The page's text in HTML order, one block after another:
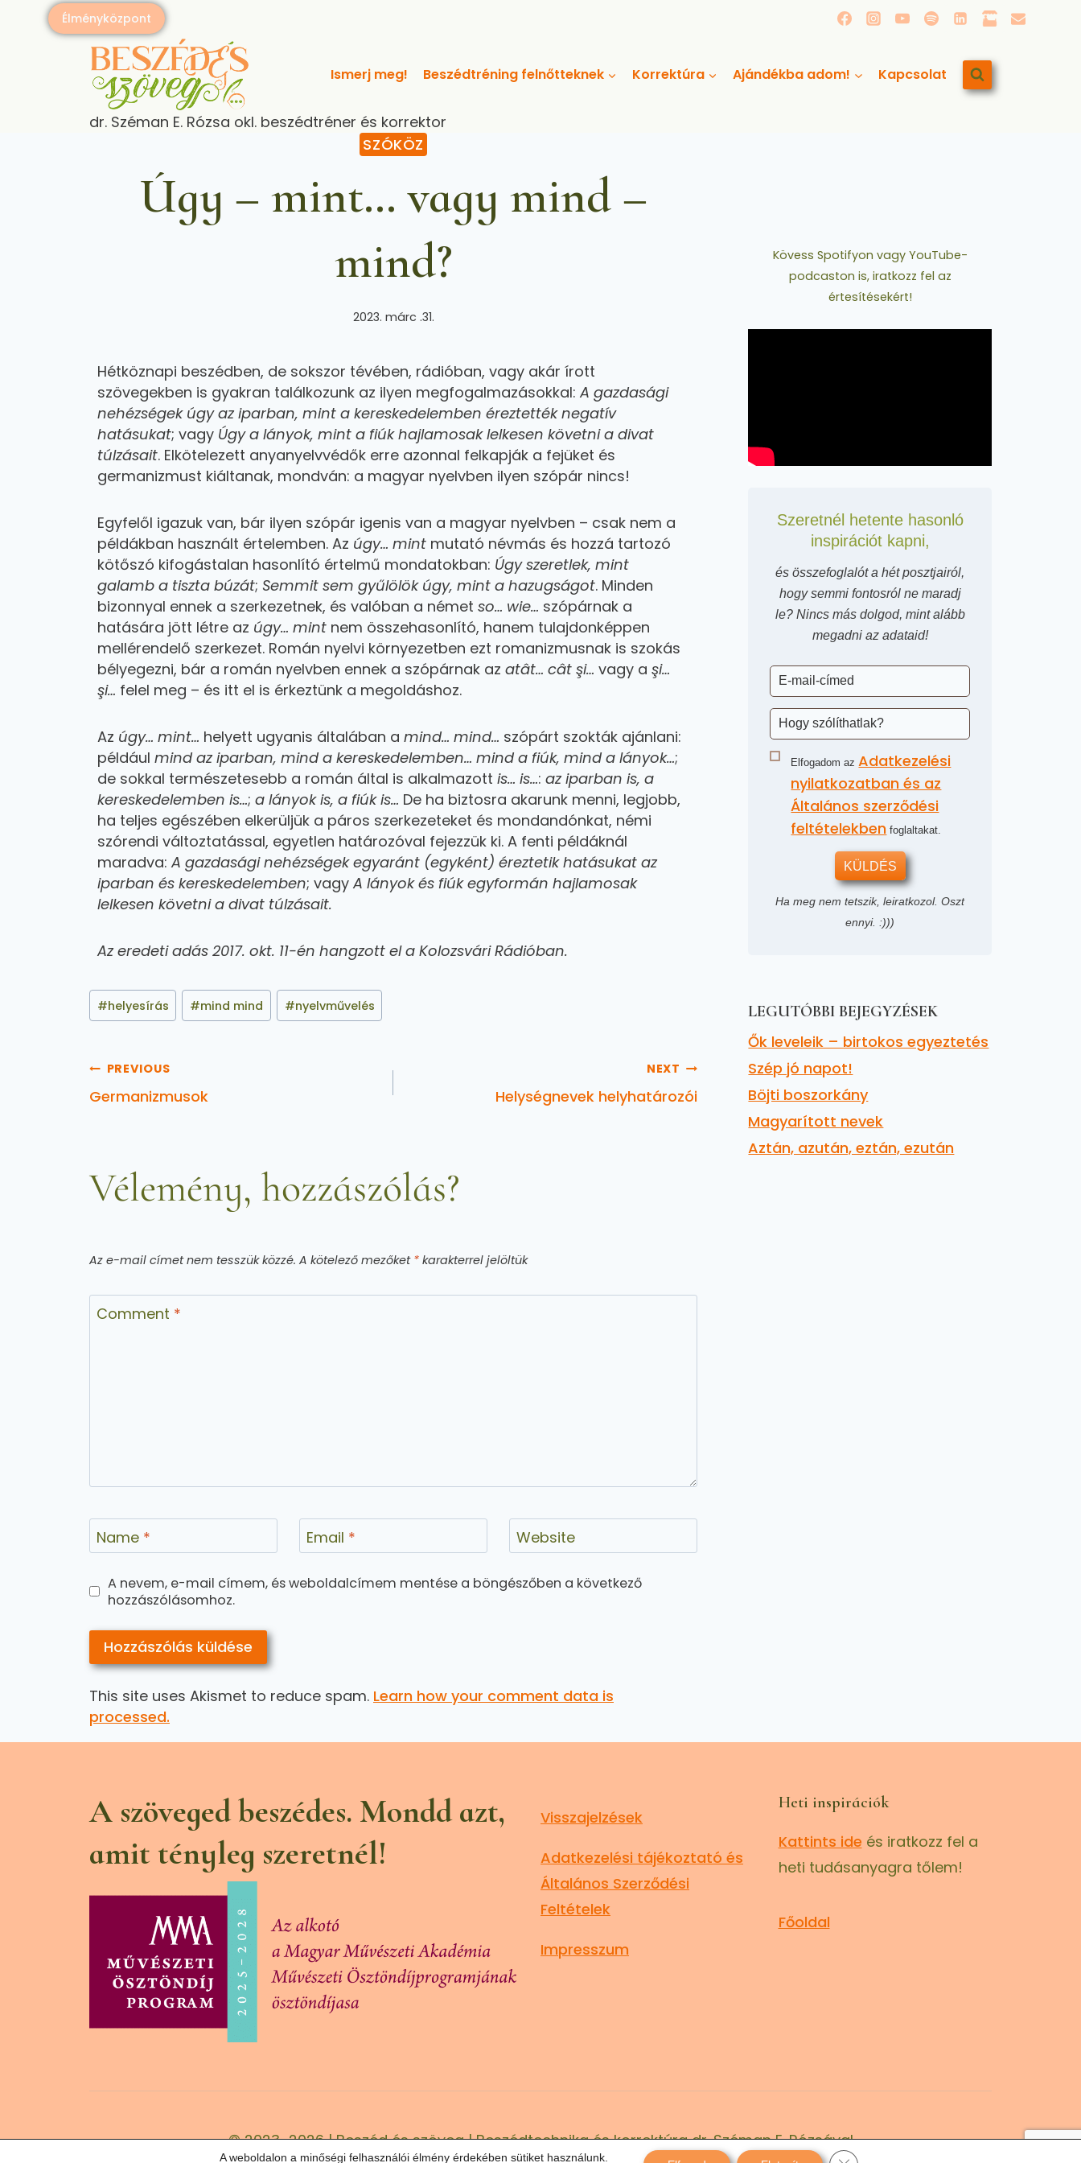
Élményközpont
Ismerj meg! Beszédtréning felnőtteknek Korrektúra Ajándékba adom! Kapcsolat
dr. Széman E. Rózsa okl. beszédtréner és korrektor
SZÓKÖZ
Úgy – mint… vagy mind –
mind?
2023. márc .31.
Hétköznapi beszédben, de sokszor tévében, rádióban, vagy akár írott
szövegekben is gyakran találkozunk az ilyen megfogalmazásokkal: A gazdasági
nehézségek úgy az iparban, mint a kereskedelemben éreztették negatív
hatásukat; vagy Úgy a lányok, mint a fiúk hajlamosak lelkesen követni a divat
túlzásait. Elkötelezett anyanyelvvédők erre azonnal felkapják a fejüket és
germanizmust kiáltanak, mondván: a magyar nyelvben ilyen szópár nincs!
Egyfelől igazuk van, bár ilyen szópár igenis van a magyar nyelvben – csak nem a
példákban használt értelemben. Az úgy… mint mutató névmás és hozzá tartozó
kötőszó kifogástalan hasonlító értelmű mondatokban: Úgy szeretlek, mint
galamb a tiszta búzát; Semmit sem gyűlölök úgy, mint a hazugságot. Minden
bizonnyal ennek a szerkezetnek, és valóban a német so… wie… szópárnak a
hatására jött létre az úgy… mint nem összehasonlító, hanem tulajdonképpen
mellérendelő szerkezet. Román nyelvi környezetben ezt romanizmusnak is szokás
bélyegezni, bár a román nyelvben ennek a szópárnak az atât… cât şi… vagy a şi…
şi… felel meg – és itt el is érkeztünk a megoldáshoz.
Az úgy… mint… helyett ugyanis általában a mind… mind… szópárt szokták ajánlani:
például mind az iparban, mind a kereskedelemben… mind a fiúk, mind a lányok…;
de sokkal természetesebb a román által is alkalmazott is… is…: az iparban is, a
kereskedelemben is…; a lányok is, a fiúk is… De ha biztosra akarunk menni, legjobb,
ha teljes egészében elkerüljük a páros szerkezeteket és mondandónkat, némi
szórendi változtatással, egyetlen határozóval fejezzük ki. A fenti példáknál
maradva: A gazdasági nehézségek egyaránt (egyként) éreztetik hatásukat az
iparban és kereskedelemben; vagy A lányok és fiúk egyformán hajlamosak
lelkesen követni a divat túlzásait.
Az eredeti adás 2017. okt. 11-én hangzott el a Kolozsvári Rádióban.
#helyesírás #mind mind #nyelvművelés
PREVIOUS
Germanizmusok
NEXT
Helységnevek helyhatározói
Vélemény, hozzászólás?
Az e-mail címet nem tesszük közzé. A kötelező mezőket * karakterrel jelöltük
Comment *
Name * Email * Website
A nevem, e-mail címem, és weboldalcímem mentése a böngészőben a következő
hozzászólásomhoz.
This site uses Akismet to reduce spam. Learn how your comment data is
processed.
Kövess Spotifyon vagy YouTube-
podcaston is, iratkozz fel az
értesítésekért!
Szeretnél hetente hasonló
inspirációt kapni,
és összefoglalót a hét posztjairól,
hogy semmi fontosról ne maradj
le? Nincs más dolgod, mint alább
megadni az adataid!
Elfogadom az Adatkezelési
nyilatkozatban és az
Általános szerződési
feltételekben foglaltakat.
KÜLDÉS
Ha meg nem tetszik, leiratkozol. Oszt
ennyi. :)))
LEGUTÓBBI BEJEGYZÉSEK
Ők leveleik – birtokos egyeztetés
Szép jó napot!
Böjti boszorkány
Magyarított nevek
Aztán, azután, eztán, ezután
A szöveged beszédes. Mondd azt,
amit tényleg szeretnél!
Visszajelzések
Adatkezelési tájékoztató és
Általános Szerződési
Feltételek
Impresszum
Heti inspirációk
Kattints ide és iratkozz fel a
heti tudásanyagra tőlem!
Főoldal
© 2023–2026 | Beszéd és szöveg | Beszédtechnika és korrektúra dr. Széman E. Rózsával
A weboldalon a minőségi felhasználói élmény érdekében sütiket használunk. Close GDPR Cookie Banner